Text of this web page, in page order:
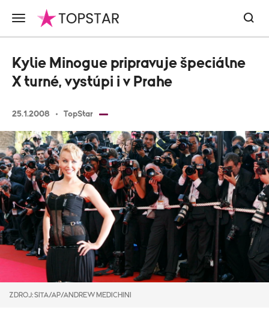
25.1.2008 TopStar
Kylie Minogue pripravuje špeciálne
X turné, vystúpi i v Prahe
ZDROJ: SITA/AP/ANDREW MEDICHINI